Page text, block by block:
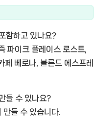
함하고 있나요?
파이크 플레이스 로스트,
페 베로나, 블론드 에스프레
들 수 있나요?
들 수 있습니다.